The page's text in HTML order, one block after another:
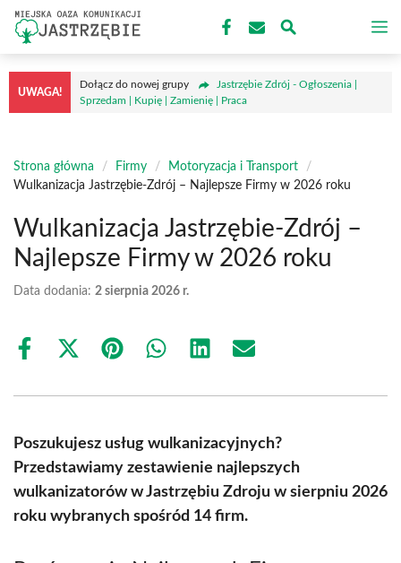
Przejdź
treści
UWAGA!
Dołącz do nowej grupy
Jastrzębie Zdrój - Ogłoszenia |
Sprzedam | Kupię | Zamienię | Praca
Strona główna / Firmy / Motoryzacja i Transport
/
Wulkanizacja Jastrzębie-Zdrój – Najlepsze Firmy w 2026 roku
Wulkanizacja Jastrzębie-Zdrój –
Najlepsze Firmy w 2026 roku
Data dodania: 2 sierpnia 2026 r.
Share
Share
(Twitter)
Share Share Share Share
Poszukujesz usług wulkanizacyjnych?
Przedstawiamy zestawienie najlepszych
wulkanizatorów w Jastrzębiu Zdroju w sierpniu 2026
roku wybranych spośród 14 firm.